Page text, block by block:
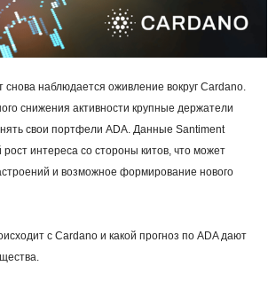
снова наблюдается оживление вокруг Cardano.
снижения активности крупные держатели
свои портфели ADA. Данные Santiment
интереса со стороны китов, что может
и возможное формирование нового
с Cardano и какой прогноз по ADA дают